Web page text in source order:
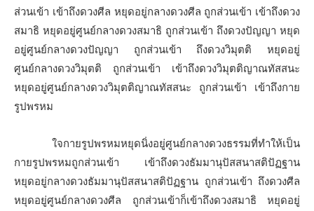
ส่วนเข้า เข้าถึงดวงศีล หยุดอยู่กลางดวงศีล ถูกส่วนเข้า เข้าถึงดวง
สมาธิ หยุดอยู่ศูนย์กลางดวงสมาธิ ถูกส่วนเข้า ถึงดวงปัญญา หยุด
อยู่ศูนย์กลางดวงปัญญา ถูกส่วนเข้า ถึงดวงวิมุตติ หยุดอยู่
ศูนย์กลางดวงวิมุตติ ถูกส่วนเข้า เข้าถึงดวงวิมุตติญาณทัสสนะ
หยุดอยู่ศูนย์กลางดวงวิมุตติญาณทัสสนะ ถูกส่วนเข้า เข้าถึงกาย
รูปพรหม
ใจกายรูปพรหมหยุดนิ่งอยู่ศูนย์กลางดวงธรรมที่ทำให้เป็น
กายรูปพรหมถูกส่วนเข้า เข้าถึงดวงธัมมานุปัสสนาสติปัฏฐาน
หยุดอยู่กลางดวงธัมมานุปัสสนาสติปัฏฐาน ถูกส่วนเข้า ถึงดวงศีล
หยุดอยู่ศูนย์กลางดวงศีล ถูกส่วนเข้าก็เข้าถึงดวงสมาธิ หยุดอยู่